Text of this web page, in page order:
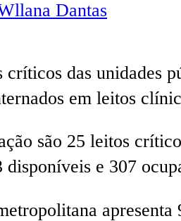
Dantas
das unidades
em leitos
são 25 leitos
e 307